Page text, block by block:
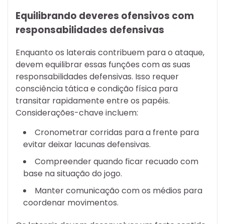
Equilibrando deveres ofensivos com
responsabilidades defensivas
Enquanto os laterais contribuem para o ataque,
devem equilibrar essas funções com as suas
responsabilidades defensivas. Isso requer
consciência tática e condição física para
transitar rapidamente entre os papéis.
Considerações-chave incluem:
Cronometrar corridas para a frente para
evitar deixar lacunas defensivas.
Compreender quando ficar recuado com
base na situação do jogo.
Manter comunicação com os médios para
coordenar movimentos.